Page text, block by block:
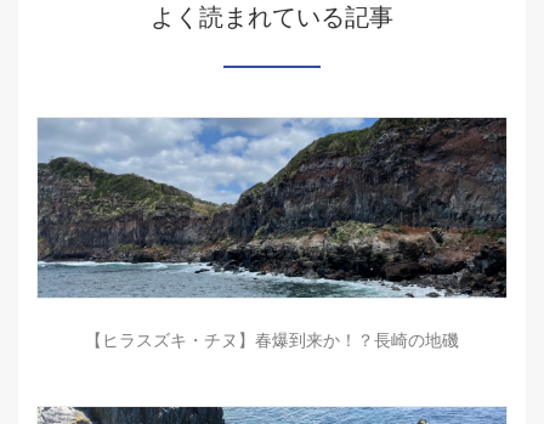
よく読まれている記事
【ヒラスズキ・チヌ】春爆到来か！？長崎の地磯